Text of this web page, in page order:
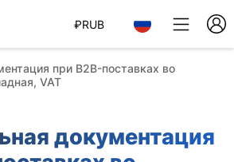
₽RUB
при B2B-поставках во
VAT
документация